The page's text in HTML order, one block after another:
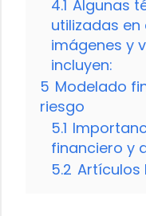
4.1 Algunas
utilizadas
imágenes y
incluyen:
5 Modelado
riesgo
5.1
financiero y
5.2 Artículos